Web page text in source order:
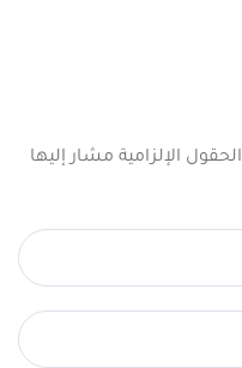
الحقول الإلزامية مشار إليها